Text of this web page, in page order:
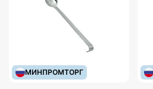
МИНПРОМТОРГ